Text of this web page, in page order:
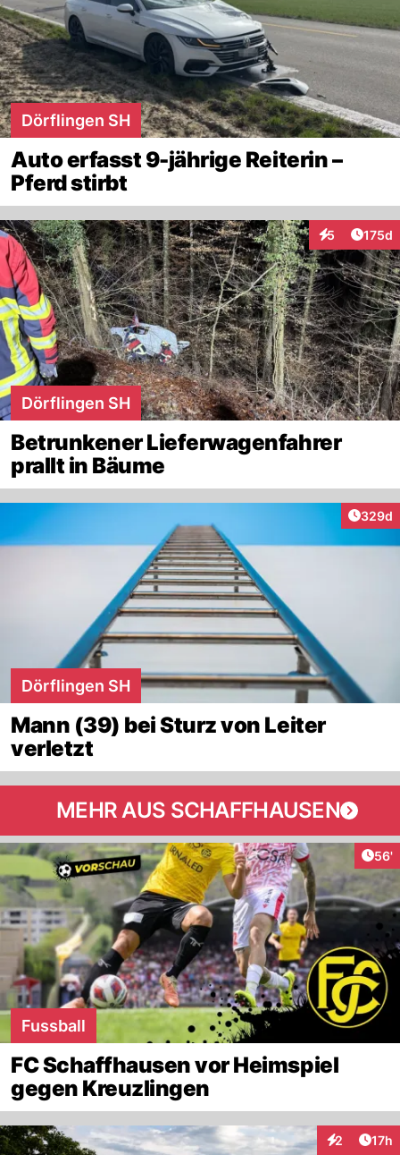
Dörflingen SH
Auto erfasst 9-jährige Reiterin –
Pferd stirbt
5
Interaktionen
175d
Dörflingen SH
Betrunkener Lieferwagenfahrer
prallt in Bäume
329d
Dörflingen SH
Mann (39) bei Sturz von Leiter
verletzt
MEHR AUS SCHAFFHAUSEN
56'
Fussball
FC Schaffhausen vor Heimspiel
gegen Kreuzlingen
2 17h